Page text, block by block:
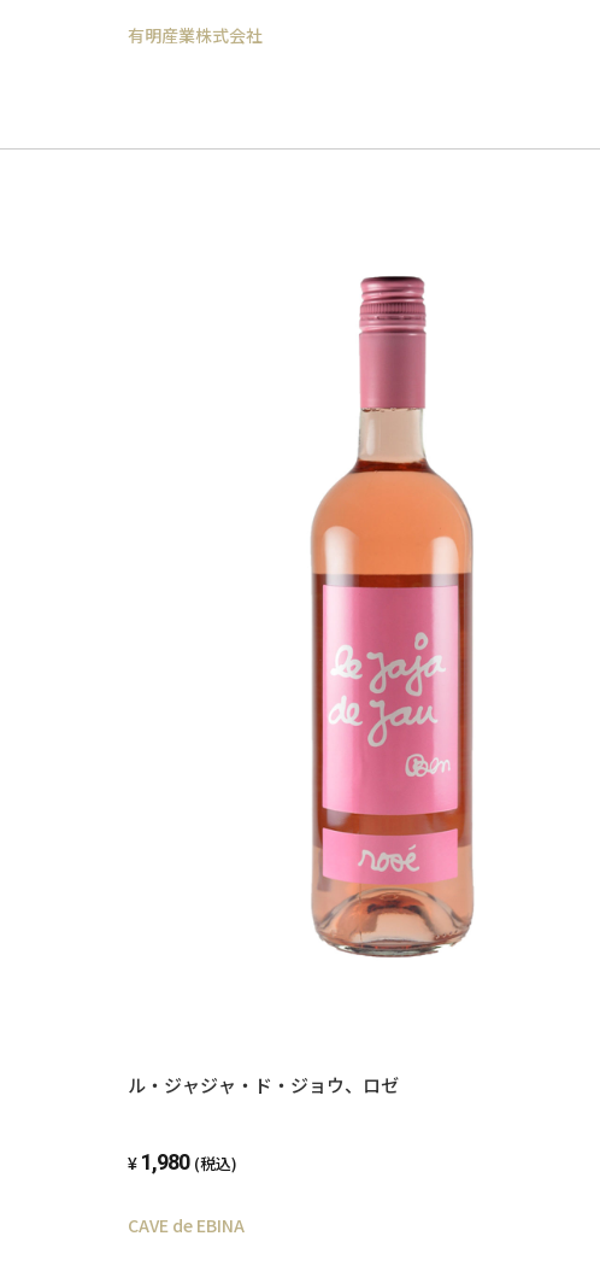
有明産業株式会社
ル・ジャジャ・ド・ジョウ、ロゼ
1,980 (税込)
CAVE de EBINA